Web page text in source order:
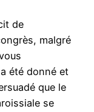
de
malgré
été donné et
que le
se